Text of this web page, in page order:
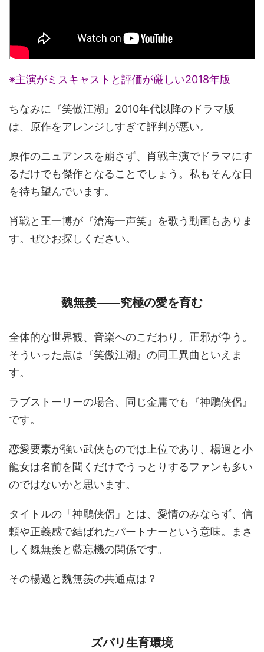
※主演がミスキャストと評価が厳しい2018年版
ちなみに『笑傲江湖』2010年代以降のドラマ版
は、原作をアレンジしすぎて評判が悪い。
原作のニュアンスを崩さず、肖戦主演でドラマにす
るだけでも傑作となることでしょう。私もそんな日
を待ち望んでいます。
肖戦と王一博が『滄海一声笑』を歌う動画もありま
す。ぜひお探しください。
魏無羨――究極の愛を育む
全体的な世界観、音楽へのこだわり。正邪が争う。
そういった点は『笑傲江湖』の同工異曲といえま
す。
ラブストーリーの場合、同じ金庸でも『神鵰侠侶』
です。
恋愛要素が強い武侠ものでは上位であり、楊過と小
龍女は名前を聞くだけでうっとりするファンも多い
のではないかと思います。
タイトルの「神鵰侠侶」とは、愛情のみならず、信
頼や正義感で結ばれたパートナーという意味。まさ
しく魏無羨と藍忘機の関係です。
その楊過と魏無羨の共通点は？
ズバリ生育環境